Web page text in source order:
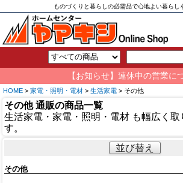
ものづくりと暮らしの必需品で心地よい暮らし
【お知らせ】連休中の営業に
HOME > 家電・照明・電材 > 生活家電 > その他
その他 通販の商品一覧
生活家電・家電・照明・電材 も幅広く取
す。
並び替え
その他